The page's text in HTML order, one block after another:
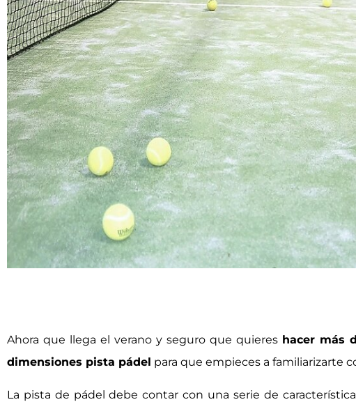
Ahora que llega el verano y seguro que quieres hacer más
dimensiones pista pádel para que empieces a familiarizarte
La pista de pádel debe contar con una serie de